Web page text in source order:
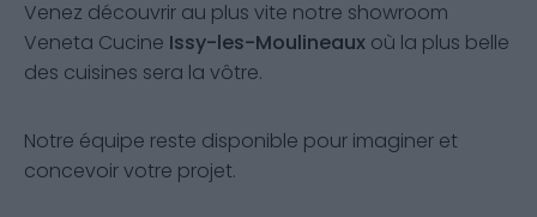
Venez découvrir au plus vite notre showroom
Veneta Cucine Issy-les-Moulineaux où la plus belle
des cuisines sera la vôtre.
Notre équipe reste disponible pour imaginer et
concevoir votre projet.